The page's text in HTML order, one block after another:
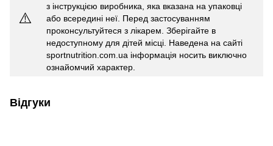
⚠️
з інструкцією виробника, яка вказана на упаковці
або всередині неї. Перед застосуванням
проконсультуйтеся з лікарем. Зберігайте в
недоступному для дітей місці. Наведена на сайті
sportnutrition.com.ua інформація носить виключно
ознайомчий характер.
Відгуки